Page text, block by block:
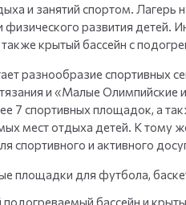
и занятий спортом. Лагерь
физического развития детей.
крытый бассейн с
разнообразие спортивных
и «Малые Олимпийские
7 спортивных площадок, а
мест отдыха детей. К тому
спортивного и активного
площадки для футбола,
бассейн и